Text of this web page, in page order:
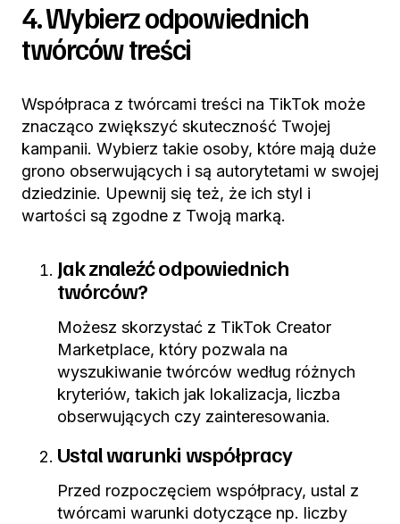
4. Wybierz odpowiednich
twórców treści
Współpraca z twórcami treści na TikTok może
znacząco zwiększyć skuteczność Twojej
kampanii. Wybierz takie osoby, które mają duże
grono obserwujących i są autorytetami w swojej
dziedzinie. Upewnij się też, że ich styl i
wartości są zgodne z Twoją marką.
Jak znaleźć odpowiednich
twórców?
Możesz skorzystać z TikTok Creator
Marketplace, który pozwala na
wyszukiwanie twórców według różnych
kryteriów, takich jak lokalizacja, liczba
obserwujących czy zainteresowania.
Ustal warunki współpracy
Przed rozpoczęciem współpracy, ustal z
twórcami warunki dotyczące np. liczby